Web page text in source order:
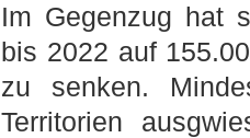
Im Gegenzug hat
bis 2022 auf
zu senken.
Territorien